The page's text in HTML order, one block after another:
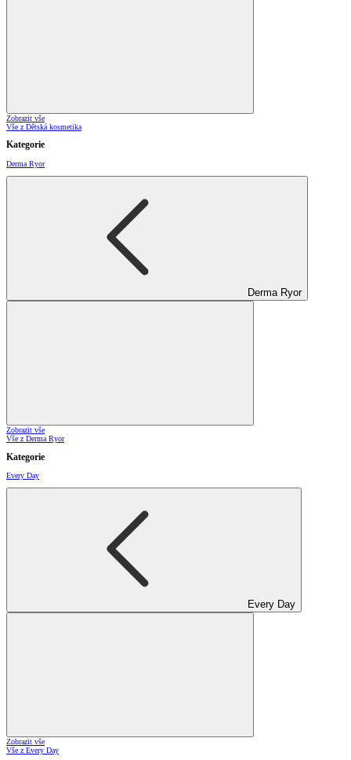
Zobrazit vše
Vše z Dětská kosmetika
Kategorie
Derma Ryor
Derma Ryor
Zobrazit vše
Vše z Derma Ryor
Kategorie
Every Day
Every Day
Zobrazit vše
Vše z Every Day